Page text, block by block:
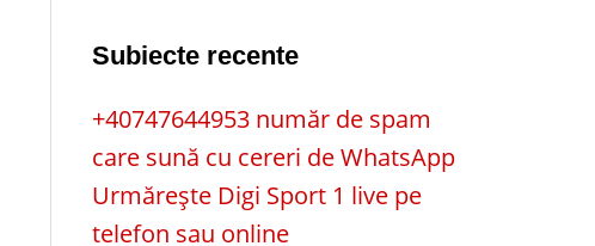
Subiecte recente
+40747644953 număr de spam
care sună cu cereri de WhatsApp
Urmărește Digi Sport 1 live pe
telefon sau online